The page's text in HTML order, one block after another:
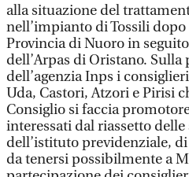
alla situazione del
nell’impianto di Tossili
Provincia di Nuoro in
dell’Arpas di Oristano.
dell’agenzia Inps i
Uda, Castori, Atzori e Pirisi
Consiglio si faccia
interessati dal riassetto
dell’istituto previdenziale,
da tenersi possibilmente a